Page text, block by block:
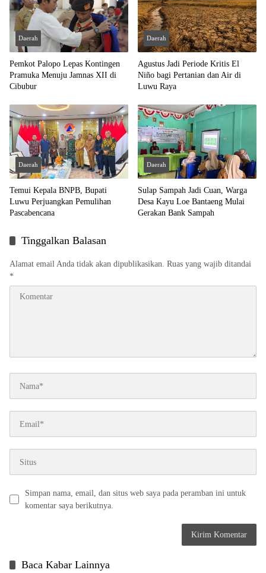
Daerah
Pemkot Palopo Lepas Kontingen
Pramuka Menuju Jamnas XII di
Cibubur
Daerah
Agustus Jadi Periode Kritis El
Niño bagi Pertanian dan Air di
Luwu Raya
Daerah
Temui Kepala BNPB, Bupati
Luwu Perjuangkan Pemulihan
Pascabencana
Daerah
Sulap Sampah Jadi Cuan, Warga
Desa Kayu Loe Bantaeng Mulai
Gerakan Bank Sampah
Tinggalkan Balasan
Alamat email Anda tidak akan dipublikasikan. Ruas yang wajib ditandai
*
Simpan nama, email, dan situs web saya pada peramban ini untuk
komentar saya berikutnya.
Baca Kabar Lainnya